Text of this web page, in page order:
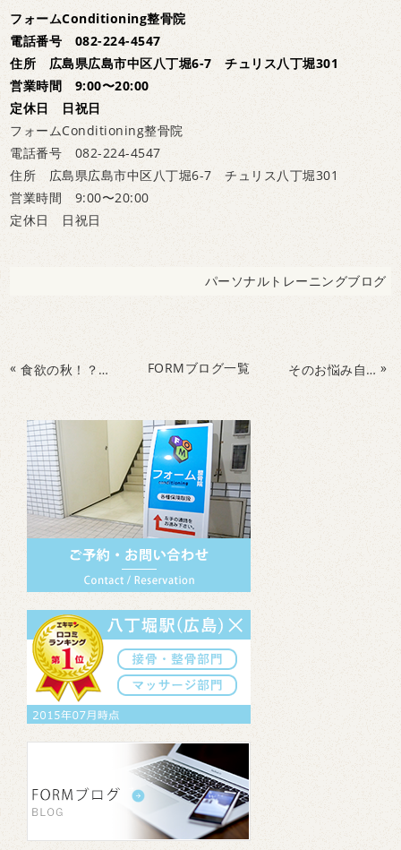
フォームConditioning整骨院
電話番号 082-224-4547
住所 広島県広島市中区八丁堀6-7 チュリス八丁堀301
営業時間 9:00〜20:00
定休日 日祝日
フォームConditioning整骨院
電話番号 082-224-4547
住所 広島県広島市中区八丁堀6-7 チュリス八丁堀301
営業時間 9:00〜20:00
定休日 日祝日
パーソナルトレーニングブログ
« 食欲の秋！？なぜ秋に食欲が増すの？？ FORMブログ一覧 そのお悩み自律神経の乱れかも »